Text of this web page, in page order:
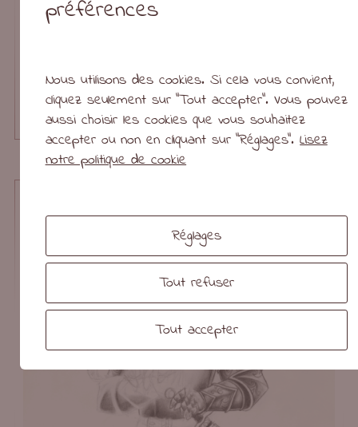
Manticore (asoiaf)
préférences
Nous utilisons des cookies. Si cela vous convient,
cliquez seulement sur "Tout accepter". Vous pouvez
aussi choisir les cookies que vous souhaitez
accepter ou non en cliquant sur "Réglages".Lisez
notre politique de cookie
Réglages
Tout refuser
Tout accepter